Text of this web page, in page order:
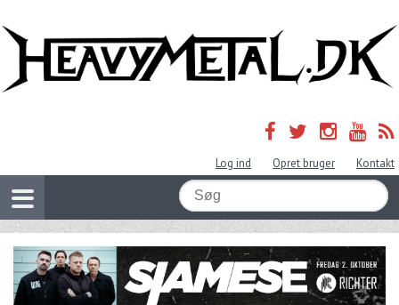
Log ind Opret bruger Kontakt